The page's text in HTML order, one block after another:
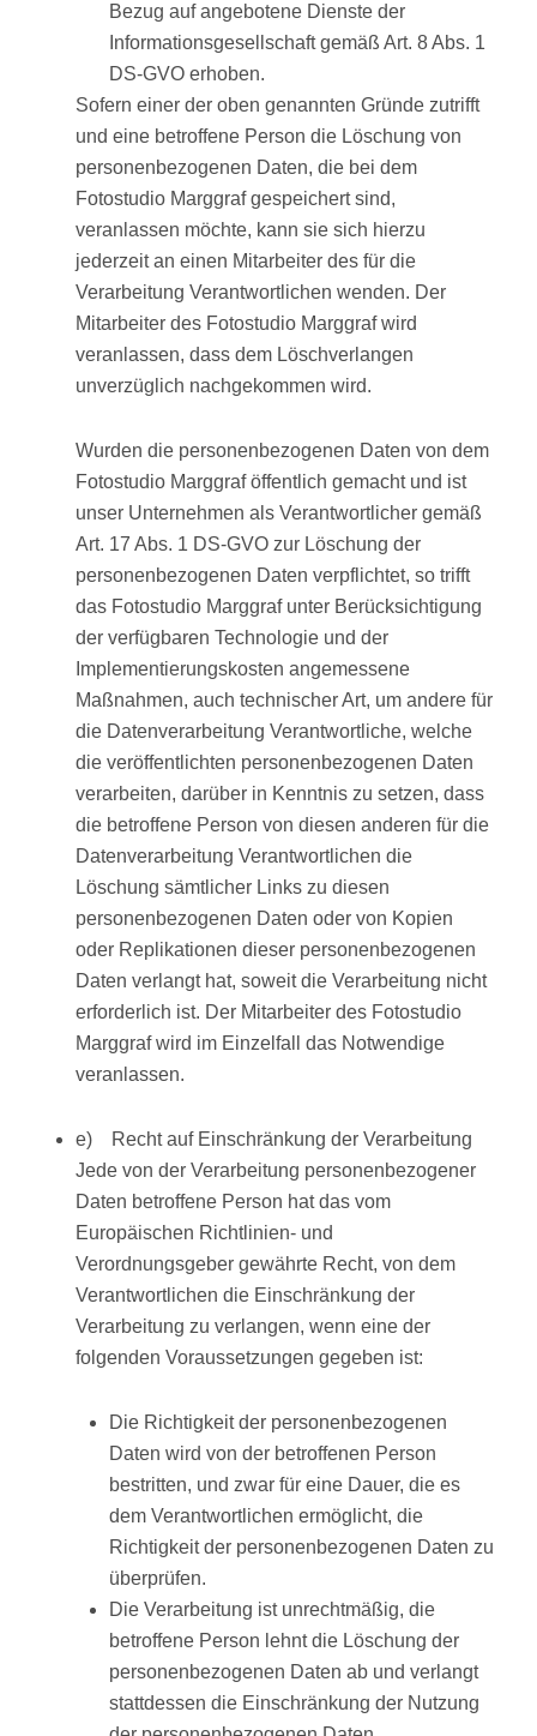
Bezug auf angebotene Dienste der
Informationsgesellschaft gemäß Art. 8 Abs. 1
DS-GVO erhoben.
Sofern einer der oben genannten Gründe zutrifft
und eine betroffene Person die Löschung von
personenbezogenen Daten, die bei dem
Fotostudio Marggraf gespeichert sind,
veranlassen möchte, kann sie sich hierzu
jederzeit an einen Mitarbeiter des für die
Verarbeitung Verantwortlichen wenden. Der
Mitarbeiter des Fotostudio Marggraf wird
veranlassen, dass dem Löschverlangen
unverzüglich nachgekommen wird.
Wurden die personenbezogenen Daten von dem
Fotostudio Marggraf öffentlich gemacht und ist
unser Unternehmen als Verantwortlicher gemäß
Art. 17 Abs. 1 DS-GVO zur Löschung der
personenbezogenen Daten verpflichtet, so trifft
das Fotostudio Marggraf unter Berücksichtigung
der verfügbaren Technologie und der
Implementierungskosten angemessene
Maßnahmen, auch technischer Art, um andere für
die Datenverarbeitung Verantwortliche, welche
die veröffentlichten personenbezogenen Daten
verarbeiten, darüber in Kenntnis zu setzen, dass
die betroffene Person von diesen anderen für die
Datenverarbeitung Verantwortlichen die
Löschung sämtlicher Links zu diesen
personenbezogenen Daten oder von Kopien
oder Replikationen dieser personenbezogenen
Daten verlangt hat, soweit die Verarbeitung nicht
erforderlich ist. Der Mitarbeiter des Fotostudio
Marggraf wird im Einzelfall das Notwendige
veranlassen.
e) Recht auf Einschränkung der Verarbeitung
Jede von der Verarbeitung personenbezogener
Daten betroffene Person hat das vom
Europäischen Richtlinien- und
Verordnungsgeber gewährte Recht, von dem
Verantwortlichen die Einschränkung der
Verarbeitung zu verlangen, wenn eine der
folgenden Voraussetzungen gegeben ist:
Die Richtigkeit der personenbezogenen
Daten wird von der betroffenen Person
bestritten, und zwar für eine Dauer, die es
dem Verantwortlichen ermöglicht, die
Richtigkeit der personenbezogenen Daten zu
überprüfen.
Die Verarbeitung ist unrechtmäßig, die
betroffene Person lehnt die Löschung der
personenbezogenen Daten ab und verlangt
stattdessen die Einschränkung der Nutzung